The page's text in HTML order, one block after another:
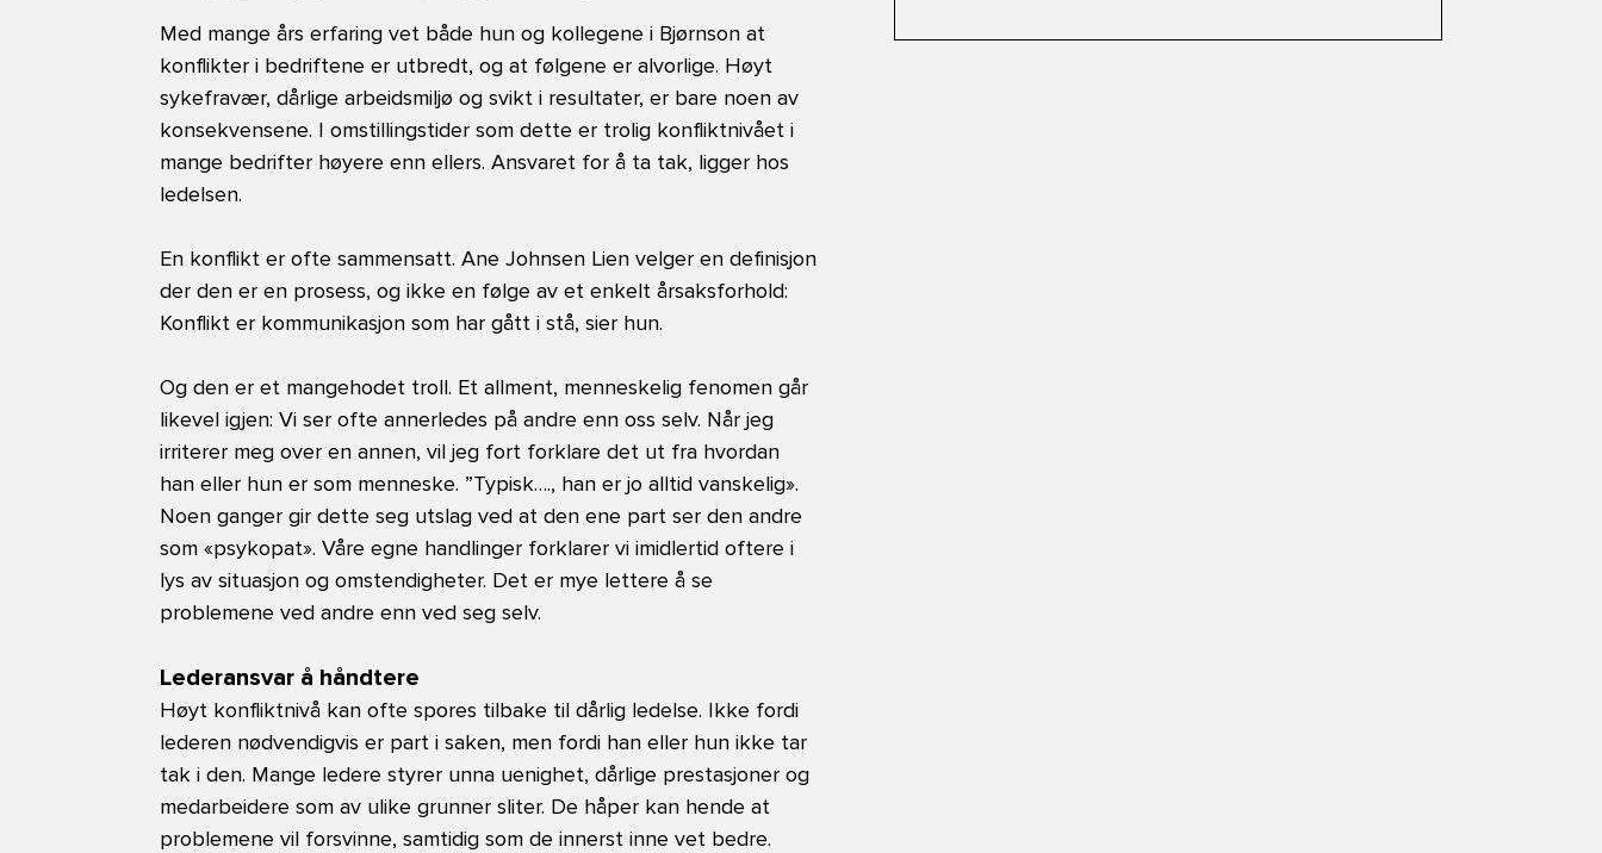
Med mange års erfaring vet både hun og kollegene i Bjørnson at
konflikter i bedriftene er utbredt, og at følgene er alvorlige. Høyt
sykefravær, dårlige arbeidsmiljø og svikt i resultater, er bare noen av
konsekvensene. I omstillingstider som dette er trolig konfliktnivået i
mange bedrifter høyere enn ellers. Ansvaret for å ta tak, ligger hos
ledelsen.
En konflikt er ofte sammensatt. Ane Johnsen Lien velger en definisjon
der den er en prosess, og ikke en følge av et enkelt årsaksforhold:
Konflikt er kommunikasjon som har gått i stå, sier hun.
Og den er et mangehodet troll. Et allment, menneskelig fenomen går
likevel igjen: Vi ser ofte annerledes på andre enn oss selv. Når jeg
irriterer meg over en annen, vil jeg fort forklare det ut fra hvordan
han eller hun er som menneske. ”Typisk…., han er jo alltid vanskelig».
Noen ganger gir dette seg utslag ved at den ene part ser den andre
som «psykopat». Våre egne handlinger forklarer vi imidlertid oftere i
lys av situasjon og omstendigheter. Det er mye lettere å se
problemene ved andre enn ved seg selv.
Lederansvar å håndtere
Høyt konfliktnivå kan ofte spores tilbake til dårlig ledelse. Ikke fordi
lederen nødvendigvis er part i saken, men fordi han eller hun ikke tar
tak i den. Mange ledere styrer unna uenighet, dårlige prestasjoner og
medarbeidere som av ulike grunner sliter. De håper kan hende at
problemene vil forsvinne, samtidig som de innerst inne vet bedre.